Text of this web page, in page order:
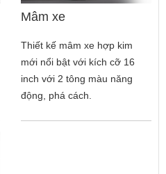
Mâm xe
Thiết kế mâm xe hợp kim
mới nổi bật với kích cỡ 16
inch với 2 tông màu năng
động, phá cách.